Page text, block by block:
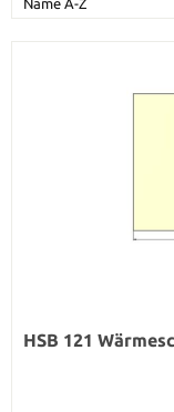
HSB 121